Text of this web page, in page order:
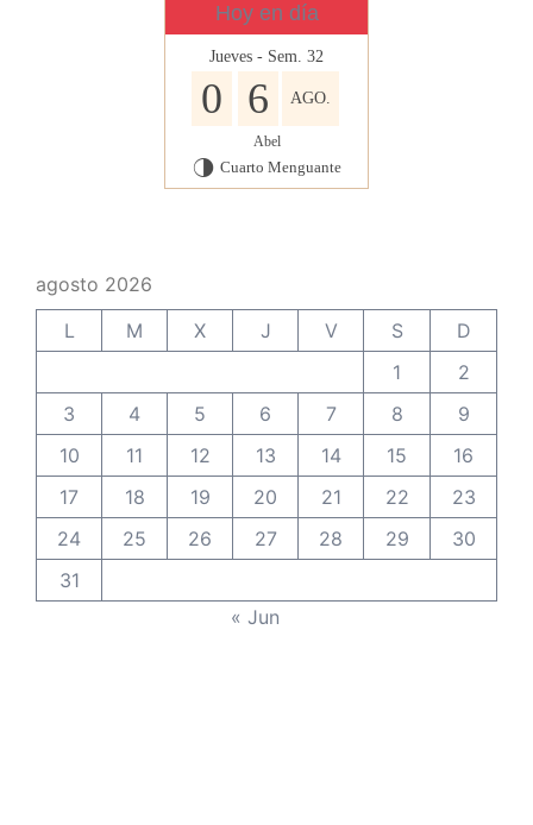
Hoy en día
Jueves - Sem. 32
0 6 AGO.
Abel
T Cuarto Menguante
agosto 2026
L
M X J V S
D
1
2
3
4 5 6 7 8
9
10
11 12 13 14 15
16
17
18 19 20 21 22
23
24
25 26 27 28 29
30
31
« Jun